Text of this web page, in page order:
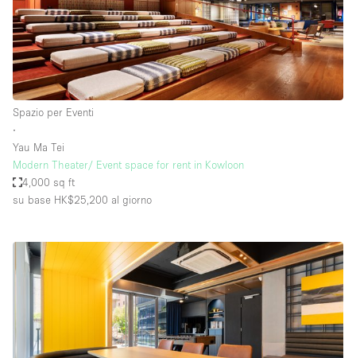
Spazio per Eventi
∙
Yau Ma Tei
Modern Theater/ Event space for rent in Kowloon
4,000 sq ft
su base HK$25,200 al giorno